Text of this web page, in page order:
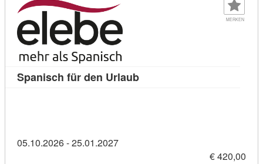
MERKEN
Spanisch für den UrlaubKursdetail: Spanisch für
05.10.2026 - 25.01.2027
€ 420,00